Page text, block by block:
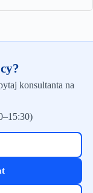
konsultanta na